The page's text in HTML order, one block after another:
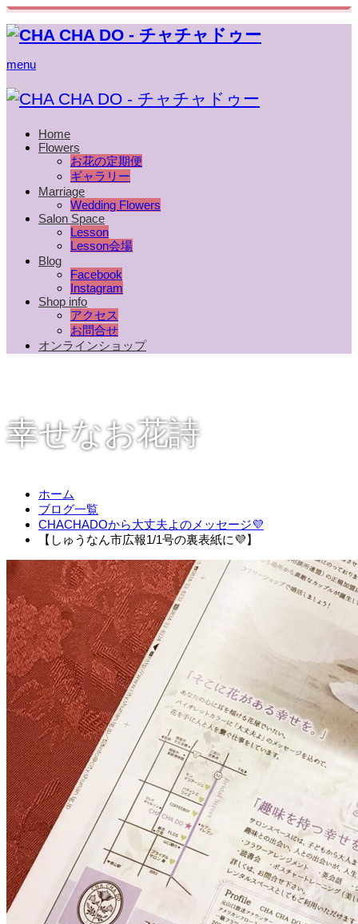
menu
Home
Flowers
お花の定期便
ギャラリー
Marriage
Wedding Flowers
Salon Space
Lesson
Lesson会場
Blog
Facebook
Instagram
Shop info
アクセス
お問合せ
オンラインショップ
幸せなお花詩
ホーム
ブログ一覧
CHACHADOから大丈夫よのメッセージ💜
【しゅうなん市広報1/1号の裏表紙に💜】